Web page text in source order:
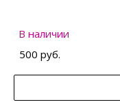
В наличии
500 руб.